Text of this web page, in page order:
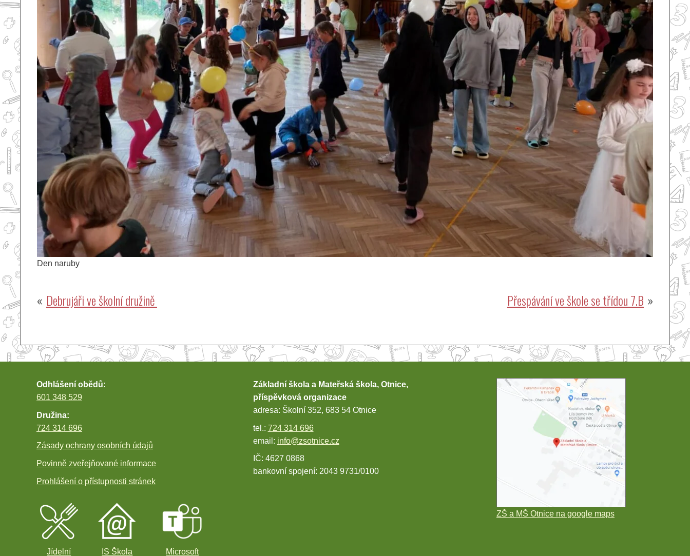
Den naruby
Navigace
příspěvek
Debrujáři ve školní družině Přespávání ve škole se třídou 7.B
Odhlášení obědů:
601 348 529
Družina:
724 314 696
Zásady ochrany osobních údajů
Povinně zveřejňované informace
Prohlášení o přístupnosti stránek
Jídelní IS Škola Microsoft
Základní škola a Mateřská škola, Otnice,
příspěvková organizace
adresa: Školní 352, 683 54 Otnice
tel.: 724 314 696
email: info@zsotnice.cz
IČ: 4627 0868
bankovní spojení: 2043 9731/0100
ZŠ a MŠ Otnice na google maps